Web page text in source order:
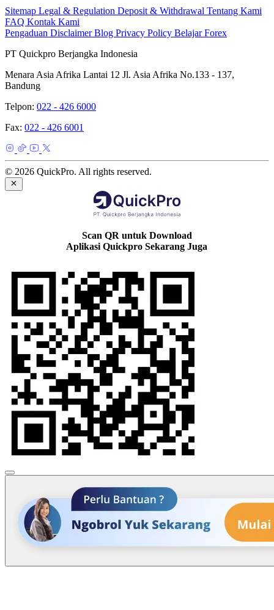
Sitemap Legal & Regulation Deposit & Withdrawal Tentang Kami
FAQ Kontak Kami
Pengaduan DisclaimerBlog Privacy Policy Belajar Forex
PT Quickpro Berjangka Indonesia
Menara Asia Afrika Lantai 12 Jl. Asia Afrika No.133 - 137,
Bandung
Telpon: 022 - 426 6000
Fax: 022 - 426 6001
© 2026 QuickPro. All rights reserved.
Scan QR untuk Download
Aplikasi Quickpro Sekarang Juga